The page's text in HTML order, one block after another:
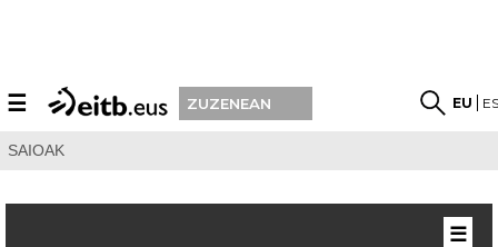
☰ ZUZENEAN EU
SAIOAK
☰